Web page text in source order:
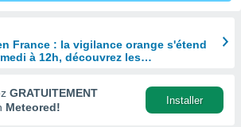
France : la vigilance orange s'étend
à 12h, découvrez les
GRATUITEMENT
Meteored!
Installer